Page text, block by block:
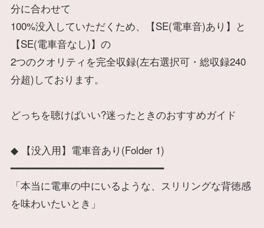
分に合わせて
100%没入していただくため、【SE(電車音)あり】と
【SE(電車音なし)】の
2つのクオリティを完全収録(左右選択可・総収録240
分超)しております。
どっちを聴けばいい?迷ったときのおすすめガイド
◆ 【没入用】電車音あり(Folder 1)
━━━━━━━━━━━━━━━━━━━━━━━━━━
「本当に電車の中にいるような、スリリングな背徳感
を味わいたいとき」